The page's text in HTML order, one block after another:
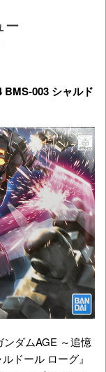
ー
BMS-003 シャルド
ンダムAGE ～追憶
ドール ローグ』